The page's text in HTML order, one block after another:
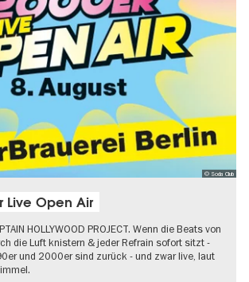
© Soda Club
Live Open Air
HOLLYWOOD PROJECT. Wenn die Beats von
die Luft knistern & jeder Refrain sofort sitzt -
und 2000er sind zurück - und zwar live, laut